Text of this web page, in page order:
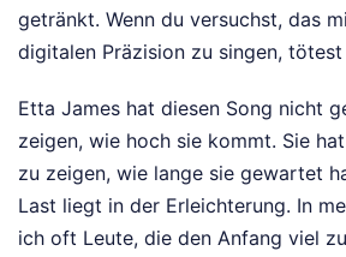
getränkt. Wenn du versuchst, das
digitalen Präzision zu singen, tötest
Etta James hat diesen Song nicht
zeigen, wie hoch sie kommt. Sie
zu zeigen, wie lange sie gewartet
Last liegt in der Erleichterung. In
ich oft Leute, die den Anfang viel